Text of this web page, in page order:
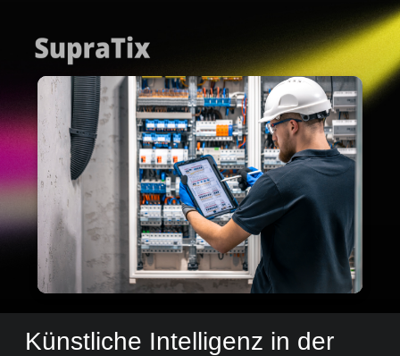
Künstliche Intelligenz in der